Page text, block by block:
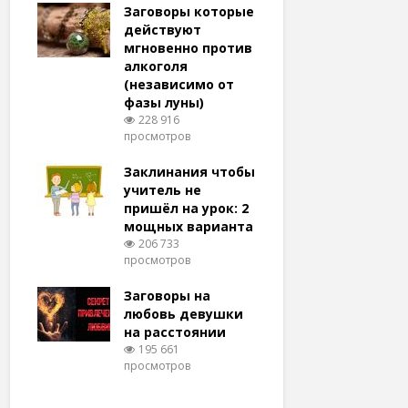
Заговоры которые
действуют
мгновенно против
алкоголя
(независимо от
фазы луны)
228 916
просмотров
Заклинания чтобы
учитель не
пришёл на урок: 2
мощных варианта
206 733
просмотров
Заговоры на
любовь девушки
на расстоянии
195 661
просмотров